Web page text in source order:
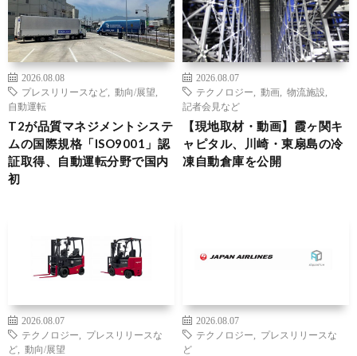
2026.08.08
プレスリリースなど
動向/展望
自動運転
T2が品質マネジメントシステ
ムの国際規格「ISO9001」認
証取得、自動運転分野で国内
初
2026.08.07
テクノロジー
動画 物流施設
記者会見など
【現地取材・動画】霞ヶ関キ
ャピタル、川崎・東扇島の冷
凍自動倉庫を公開
2026.08.07
テクノロジー
プレスリリースな
ど
動向/展望
2026.08.07
テクノロジー
プレスリリースな
ど